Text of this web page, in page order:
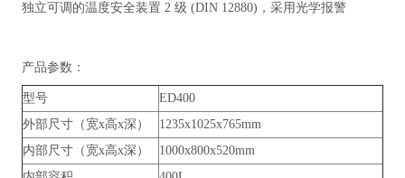
独立可调的温度安全装置 2 级 (DIN 12880)，采用光学报警
产品参数：
型号
ED400
外部尺寸（宽x高x深）
1235x1025x765mm
内部尺寸（宽x高x深）
1000x800x520mm